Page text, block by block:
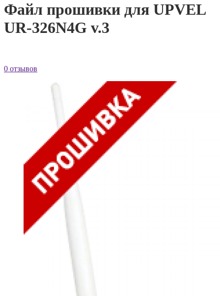
Файл прошивки для UPVEL
UR-326N4G v.3
0 отзывов